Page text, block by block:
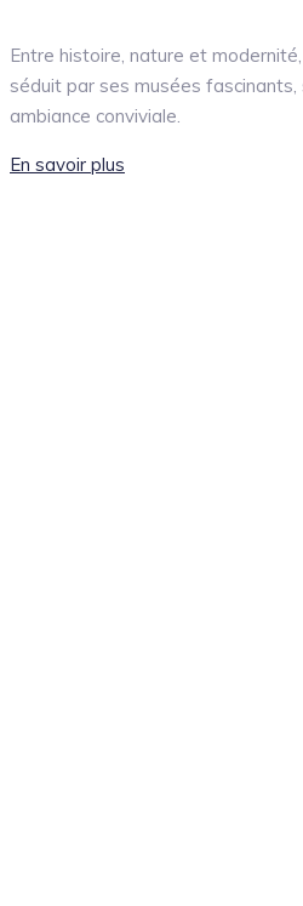
Entre histoire, nature et
séduit par ses musées
ambiance conviviale.
En savoir plus